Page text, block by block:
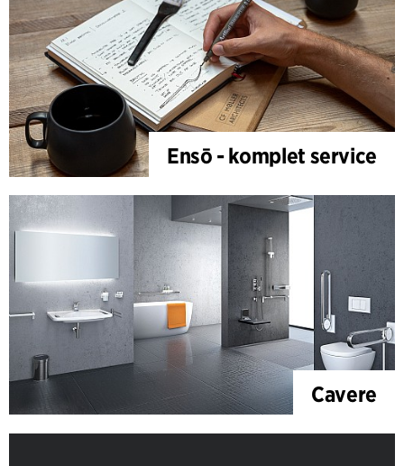
Ensō - komplet service
Cavere